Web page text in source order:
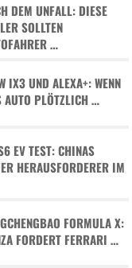
DEM UNFALL: DIESE
SOLLTEN
…
IX3 UND ALEXA+: WENN
AUTO PLÖTZLICH …
EV TEST: CHINAS
HERAUSFORDERER IM
FORMULA X:
FORDERT FERRARI …